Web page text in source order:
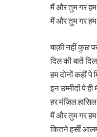
मैं और तुम गर हम
मैं और तुम गर हम
बाक़ी नहीं कुछ
दिल की बातें
हम दोनों कहीं पे
इन उम्मीदों पे ही
हर मंज़िल हासिल
मैं और तुम गर हम
कितने हसीं